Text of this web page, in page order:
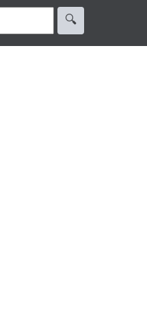
🔍︎